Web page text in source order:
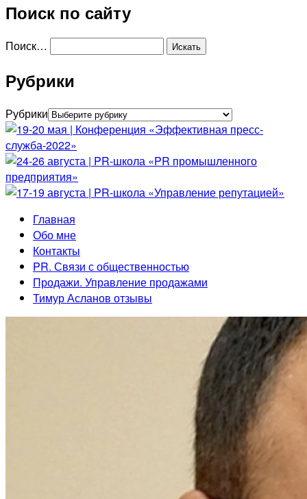
Поиск по сайту
Поиск…
Рубрики
Рубрики
Главная
Обо мне
Контакты
PR. Связи с общественностью
Продажи. Управление продажами
Тимур Асланов отзывы